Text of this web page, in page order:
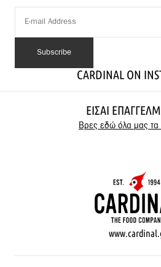
CARDINAL ON
ΕΊΣΑΙ
Βρες εδώ όλα μας τα